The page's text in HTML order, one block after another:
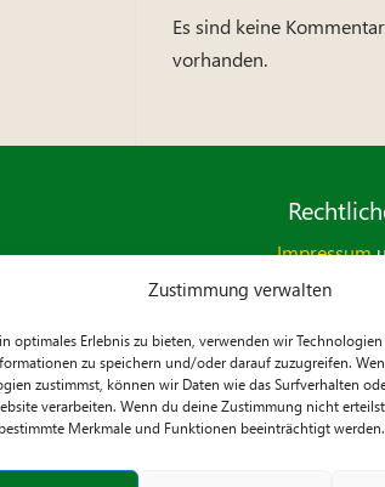
Zustimmung verwalten
optimales Erlebnis zu bieten, verwenden wir
zu speichern und/oder darauf zuzugreifen.
zustimmst, können wir Daten wie das Surfverhalten
verarbeiten. Wenn du deine Zustimmung nicht
Merkmale und Funktionen beeinträchtigt werden.
Es sind keine
vorhanden.
Impressum